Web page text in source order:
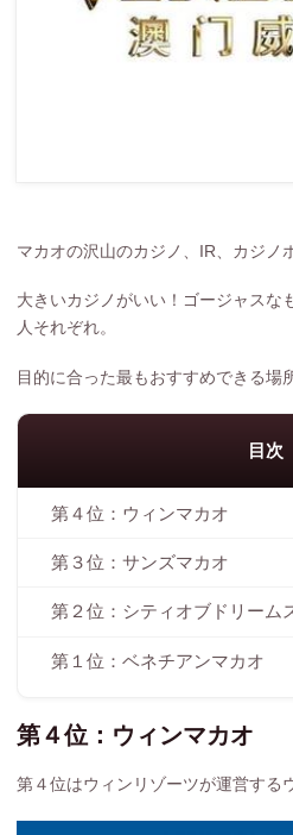
マカオの沢山のカジノ、IR、カジノ
大きいカジノがいい！ゴージャスな
人それぞれ。
目的に合った最もおすすめできる場
目次
第４位：ウィンマカオ
第３位：サンズマカオ
第２位：シティオブドリーム
第１位：ベネチアンマカオ
第４位：ウィンマカオ
第４位はウィンリゾーツが運営する